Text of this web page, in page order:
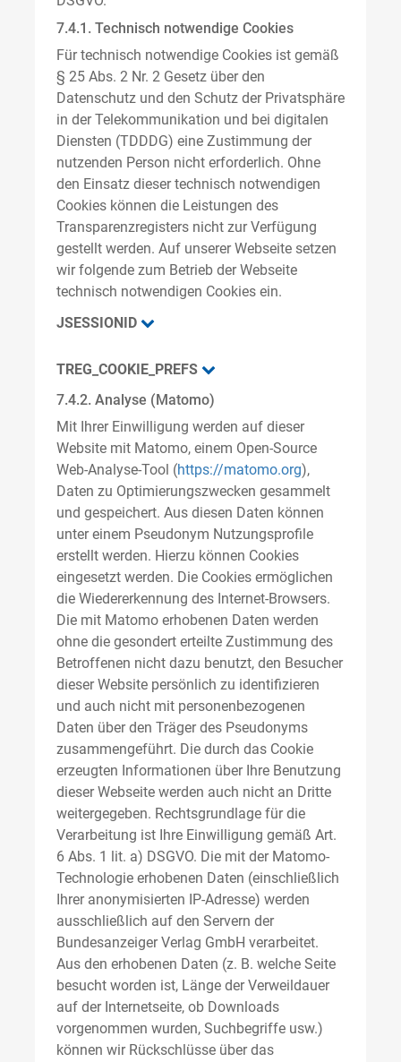
7.4.1. Technisch notwendige Cookies
Für technisch notwendige Cookies ist gemäß
§ 25 Abs. 2 Nr. 2 Gesetz über den
Datenschutz und den Schutz der Privatsphäre
in der Telekommunikation und bei digitalen
Diensten (TDDDG) eine Zustimmung der
nutzenden Person nicht erforderlich. Ohne
den Einsatz dieser technisch notwendigen
Cookies können die Leistungen des
Transparenzregisters nicht zur Verfügung
gestellt werden. Auf unserer Webseite setzen
wir folgende zum Betrieb der Webseite
technisch notwendigen Cookies ein.
JSESSIONID
TREG_COOKIE_PREFS
7.4.2. Analyse (Matomo)
Mit Ihrer Einwilligung werden auf dieser
Website mit Matomo, einem Open-Source
Web-Analyse-Tool (https://matomo.org),
Daten zu Optimierungszwecken gesammelt
und gespeichert. Aus diesen Daten können
unter einem Pseudonym Nutzungsprofile
erstellt werden. Hierzu können Cookies
eingesetzt werden. Die Cookies ermöglichen
die Wiedererkennung des Internet-Browsers.
Die mit Matomo erhobenen Daten werden
ohne die gesondert erteilte Zustimmung des
Betroffenen nicht dazu benutzt, den Besucher
dieser Website persönlich zu identifizieren
und auch nicht mit personenbezogenen
Daten über den Träger des Pseudonyms
zusammengeführt. Die durch das Cookie
erzeugten Informationen über Ihre Benutzung
dieser Webseite werden auch nicht an Dritte
weitergegeben. Rechtsgrundlage für die
Verarbeitung ist Ihre Einwilligung gemäß Art.
6 Abs. 1 lit. a) DSGVO. Die mit der Matomo-
Technologie erhobenen Daten (einschließlich
Ihrer anonymisierten IP-Adresse) werden
ausschließlich auf den Servern der
Bundesanzeiger Verlag GmbH verarbeitet.
Aus den erhobenen Daten (z. B. welche Seite
besucht worden ist, Länge der Verweildauer
auf der Internetseite, ob Downloads
vorgenommen wurden, Suchbegriffe usw.)
können wir Rückschlüsse über das